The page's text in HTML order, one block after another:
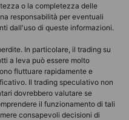
o la completezza delle
responsabilità per eventuali
dall'uso di queste informazioni.
In particolare, il trading su
a leva può essere molto
fluttuare rapidamente e
Il trading speculativo non
dovrebbero valutare se
il funzionamento di tali
consapevoli decisioni di